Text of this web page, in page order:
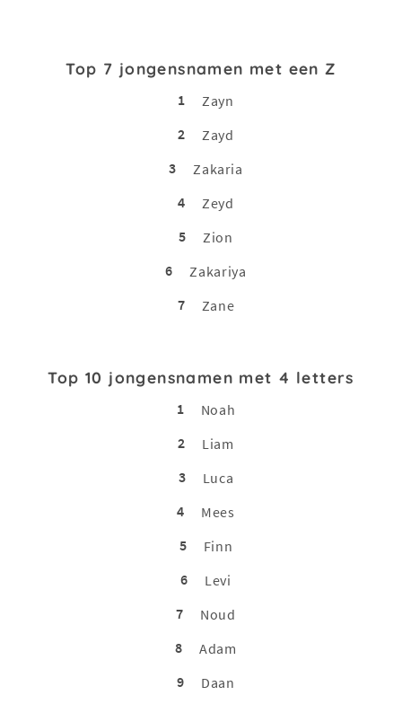
Top 7 jongensnamen met een Z
1
Zayn
2
Zayd
3
Zakaria
4
Zeyd
5
Zion
6
Zakariya
7
Zane
Top 10 jongensnamen met 4 letters
1
Noah
2
Liam
3
Luca
4
Mees
5
Finn
6
Levi
7
Noud
8
Adam
9
Daan